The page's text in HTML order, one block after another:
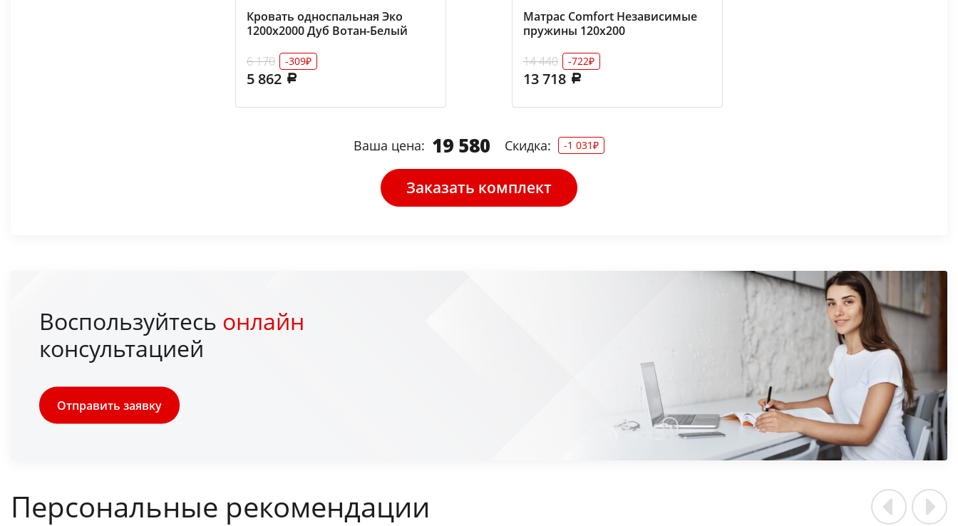
Кровать односпальная Эко
1200х2000 Дуб Вотан-Белый
6 170
-309₽
5 862
Матрас Comfort Независимые
пружины 120х200
14 440
-722₽
13 718
Ваша цена: 19 580 Скидка: -1 031₽
Заказать комплект
Воспользуйтесь онлайн
консультацией
Отправить заявку
Персональные рекомендации